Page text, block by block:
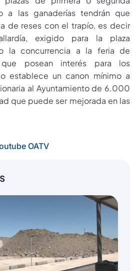
a las ganaderías tendrán que
de reses con el trapío, es decir
exigido para la plaza
la concurrencia a la feria de
posean interés para los
establece un canon mínimo a
al Ayuntamiento de 6.000
que puede ser mejorada en las
OATV